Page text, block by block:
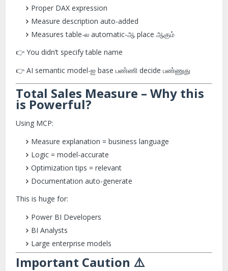
Proper DAX expression
Measure description auto-added
Measures table-ல automatic-ஆ place ஆகும்
👉 You didn’t specify table name
👉 AI semantic model-ஐ base பண்ணி decide பண்ணுது
Total Sales Measure – Why this
is Powerful?
Using MCP:
Measure explanation = business language
Logic = model-accurate
Optimization tips = relevant
Documentation auto-generate
This is huge for:
Power BI Developers
BI Analysts
Large enterprise models
Important Caution ⚠️